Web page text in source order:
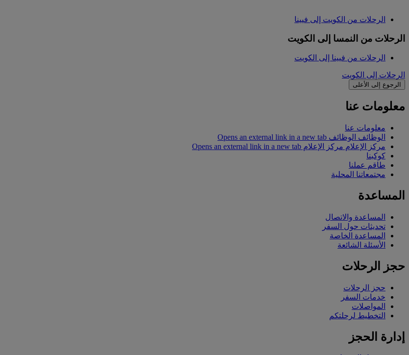
الرحلات من الكويت إلى فيينا
الرحلات من النمسا إلى الكويت
الرحلات من فيينا إلى الكويت
الرحلات إلى الكويت
الرجوع إلى الأعلى
معلومات عنا
معلومات عنا
الوظائف الوظائف Opens an external link in a new tab
مركز الإعلام مركز الإعلام Opens an external link in a new tab
كوكبنا
طاقم عملنا
مجتمعاتنا المحلية
المساعدة
المساعدة والاتصال
تحديثات حول السفر
المساعدة الخاصة
الأسئلة الشائعة
حجز الرحلات
حجز الرحلات
خدمات السفر
المواصلات
التخطيط لرحلتكم
إدارة الحجز